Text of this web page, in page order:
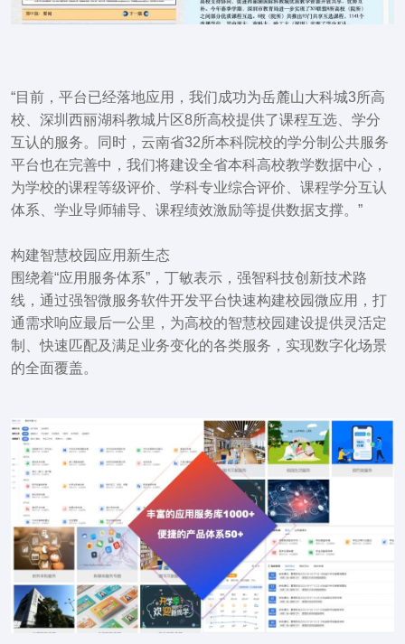
“目前，平台已经落地应用，我们成功为岳麓山大科城3所高
校、深圳西丽湖科教城片区8所高校提供了课程互选、学分
互认的服务。同时，云南省32所本科院校的学分制公共服务
平台也在完善中，我们将建设全省本科高校教学数据中心，
为学校的课程等级评价、学科专业综合评价、课程学分互认
体系、学业导师辅导、课程绩效激励等提供数据支撑。”
构建智慧校园应用新生态
围绕着“应用服务体系”，丁敏表示，强智科技创新技术路
线，通过强智微服务软件开发平台快速构建校园微应用，打
通需求响应最后一公里，为高校的智慧校园建设提供灵活定
制、快速匹配及满足业务变化的各类服务，实现数字化场景
的全面覆盖。